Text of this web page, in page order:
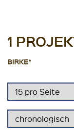
1
BIRKE“